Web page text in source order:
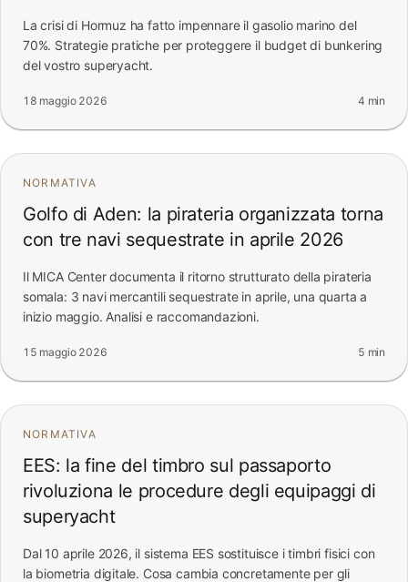
La crisi di Hormuz ha fatto impennare il gasolio marino del
70%. Strategie pratiche per proteggere il budget di bunkering
del vostro superyacht.
18 maggio 2026 4 min
NORMATIVA
Golfo di Aden: la pirateria organizzata torna
con tre navi sequestrate in aprile 2026
Il MICA Center documenta il ritorno strutturato della pirateria
somala: 3 navi mercantili sequestrate in aprile, una quarta a
inizio maggio. Analisi e raccomandazioni.
15 maggio 2026 5 min
NORMATIVA
EES: la fine del timbro sul passaporto
rivoluziona le procedure degli equipaggi di
superyacht
Dal 10 aprile 2026, il sistema EES sostituisce i timbri fisici con
la biometria digitale. Cosa cambia concretamente per gli